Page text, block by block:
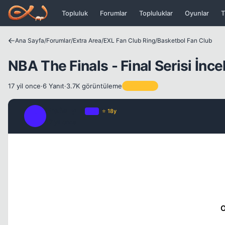
Icerige atla
Topluluk Forumlar Topluluklar Oyunlar
Ana Sayfa/Forumlar/Extra Area/EXL Fan Club Ring/Basketbol Fan Club
NBA The Finals - Final Serisi
17 yil once·6 Yanıt·3.7K görüntüleme
⭐ 18y